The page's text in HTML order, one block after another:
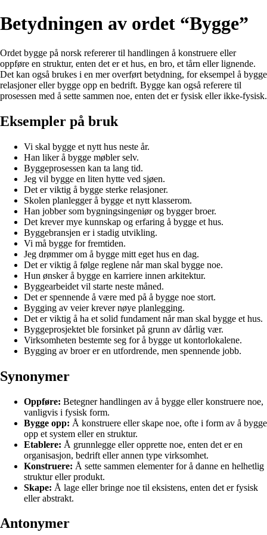
Betydningen av ordet “Bygge”
Ordet bygge på norsk refererer til handlingen å konstruere eller
oppføre en struktur, enten det er et hus, en bro, et tårn eller lignende.
Det kan også brukes i en mer overført betydning, for eksempel å bygge
relasjoner eller bygge opp en bedrift. Bygge kan også referere til
prosessen med å sette sammen noe, enten det er fysisk eller ikke-fysisk.
Eksempler på bruk
Vi skal bygge et nytt hus neste år.
Han liker å bygge møbler selv.
Byggeprosessen kan ta lang tid.
Jeg vil bygge en liten hytte ved sjøen.
Det er viktig å bygge sterke relasjoner.
Skolen planlegger å bygge et nytt klasserom.
Han jobber som bygningsingeniør og bygger broer.
Det krever mye kunnskap og erfaring å bygge et hus.
Byggebransjen er i stadig utvikling.
Vi må bygge for fremtiden.
Jeg drømmer om å bygge mitt eget hus en dag.
Det er viktig å følge reglene når man skal bygge noe.
Hun ønsker å bygge en karriere innen arkitektur.
Byggearbeidet vil starte neste måned.
Det er spennende å være med på å bygge noe stort.
Bygging av veier krever nøye planlegging.
Det er viktig å ha et solid fundament når man skal bygge et hus.
Byggeprosjektet ble forsinket på grunn av dårlig vær.
Virksomheten bestemte seg for å bygge ut kontorlokalene.
Bygging av broer er en utfordrende, men spennende jobb.
Synonymer
Oppføre: Betegner handlingen av å bygge eller konstruere noe,
vanligvis i fysisk form.
Bygge opp: Å konstruere eller skape noe, ofte i form av å bygge
opp et system eller en struktur.
Etablere: Å grunnlegge eller opprette noe, enten det er en
organisasjon, bedrift eller annen type virksomhet.
Konstruere: Å sette sammen elementer for å danne en helhetlig
struktur eller produkt.
Skape: Å lage eller bringe noe til eksistens, enten det er fysisk
eller abstrakt.
Antonymer